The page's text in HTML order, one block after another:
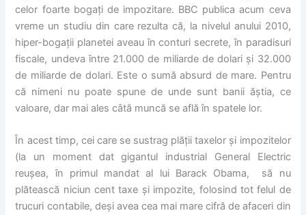
celor foarte bogați de impozitare. BBC publica acum ceva
vreme un studiu din care rezulta că, la nivelul anului 2010,
hiper-bogații planetei aveau în conturi secrete, în paradisuri
fiscale, undeva între 21.000 de miliarde de dolari și 32.000
de miliarde de dolari. Este o sumă absurd de mare. Pentru
că nimeni nu poate spune de unde sunt banii ăștia, ce
valoare, dar mai ales câtă muncă se află în spatele lor.
În acest timp, cei care se sustrag plății taxelor și impozitelor
(la un moment dat gigantul industrial General Electric
reușea, în primul mandat al lui Barack Obama, să nu
plătească niciun cent taxe și impozite, folosind tot felul de
trucuri contabile, deși avea cea mai mare cifră de afaceri din